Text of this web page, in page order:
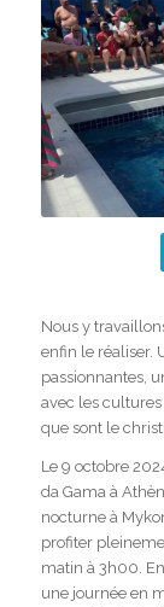
Nous y
enfin le réaliser.
passionnantes,
avec les
que sont le
Le 9 octobre
da Gama à
nocturne à
profiter
matin à 3h00.
une journée en